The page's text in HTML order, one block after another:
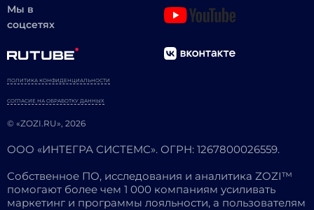
Мы в
соцсетях
© «ZOZI.RU», 2026
ПОЛИТИКА КОНФИДЕНЦИАЛЬНОСТИ
СОГЛАСИЕ НА ОБРАБОТКУ ДАННЫХ
ООО «ИНТЕГРА СИСТЕМС». ОГРН: 1267800026559.
Собственное ПО, исследования и аналитика ZOZI™
помогают более чем 1 000 компаниям усиливать
маркетинг и программы лояльности, а пользователям